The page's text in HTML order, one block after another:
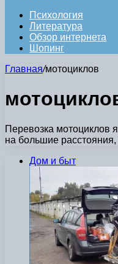
Психология
Литература
Обзор интернета
Шопинг
Главная/мотоциклов
Перевозка мотоциклов
на большие
Дом и быт